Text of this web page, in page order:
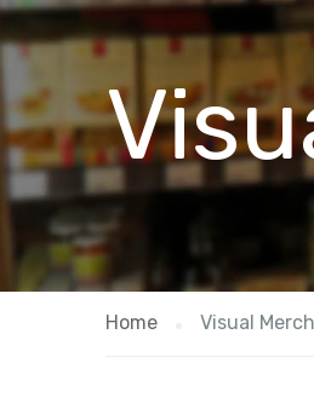
Home Visual